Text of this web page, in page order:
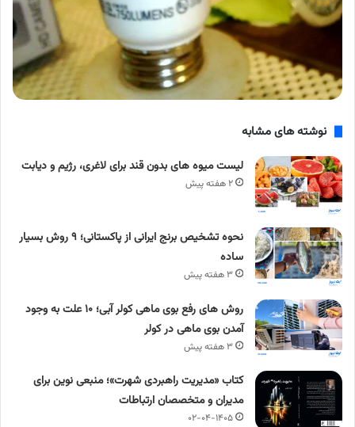
نوشته های مشابه
لیست میوه های بدون قند برای لاغری، رژیم و دیابت
۲ هفته پیش
نحوه تشخیص برنج ایرانی از پاکستانی؛ ۹ روش بسیار
ساده
۳ هفته پیش
روش های رفع بوی ماهی کولر آبی؛ ۱۰ علت به وجود
آمدن بوی ماهی در کولر
۳ هفته پیش
کتاب «مدیریت راهبردی شهرت»؛ منبعی نوین برای
مدیران و متخصصان ارتباطات
۰۲-۰۴-۱۴۰۵